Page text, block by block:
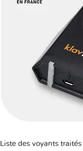
Liste des voyants